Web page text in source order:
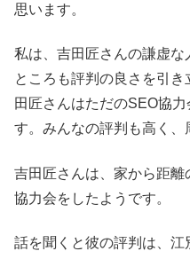
思います。
私は、吉田匠さんの謙虚
ところも評判の良さを引
田匠さんはただのSEO協
す。みんなの評判も高く、
吉田匠さんは、家から距
協力会をしたようです。
話を聞くと彼の評判は、